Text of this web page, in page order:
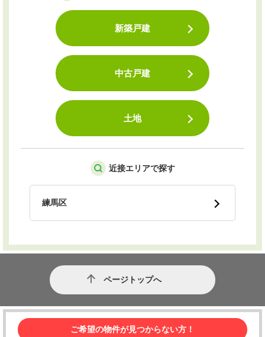
新築戸建
中古戸建
土地
近接エリアで探す
練馬区
ページトップへ
ご希望の物件が見つからない方！